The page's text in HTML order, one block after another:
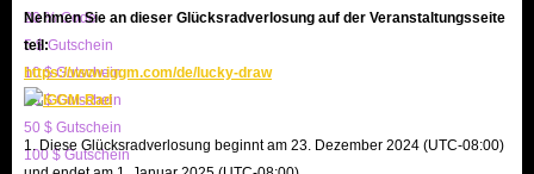
their favorite players, participate in various game modes
such as ranked matches and classic 3v3 or 5v5 games, and
attempt to recreate classic NBA moments in a unique
urban environment.
20 % Code
5 $ Gutschein
10 $ Gutschein
20 $ Gutschein
50 $ Gutschein
100 $ Gutschein
Nehmen Sie an dieser Glücksradverlosung auf der Veranstaltungsseite
teil:
https://www.iggm.com/de/lucky-draw
1. Diese Glücksradverlosung beginnt am 23. Dezember 2024 (UTC-08:00)